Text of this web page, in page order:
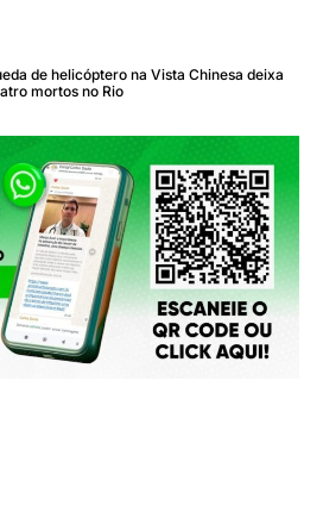
de helicóptero na Vista Chinesa deixa
mortos no Rio